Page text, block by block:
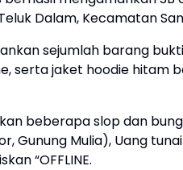
Dalam, Kecamatan
sejumlah barang
serta jaket hoodie hitam
beberapa slop dan
Gunung Mulia), Uang
“OFFLINE.